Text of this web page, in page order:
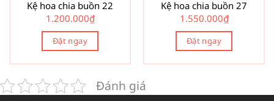
Kệ hoa chia buồn 22
1.200.000₫
Đặt ngay
Kệ hoa chia buồn 27
1.550.000₫
Đặt ngay
Đánh giá